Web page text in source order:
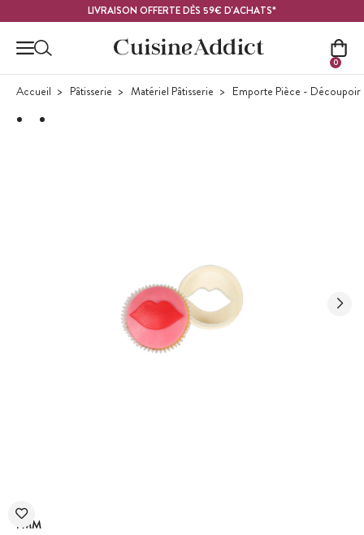
LIVRAISON OFFERTE DÈS 59€ D'ACHATS*
0
Accueil Pâtisserie Matériel Pâtisserie Emporte Pièce - Découpoir
FMM